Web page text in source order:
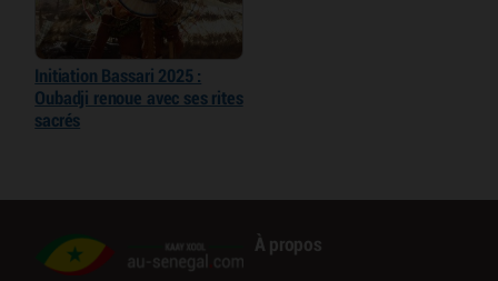
Initiation Bassari 2025 :
Oubadji renoue avec ses rites
sacrés
À propos